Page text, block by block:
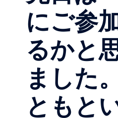
にご参
るかと
ました
ともと